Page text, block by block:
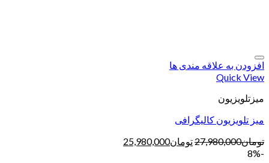
افزودن به علاقه مندی ها
Quick View
میزتلویزیون
میز تلویزیون کالیگرافی
تومان27,980,000تومان25,980,000
-8%